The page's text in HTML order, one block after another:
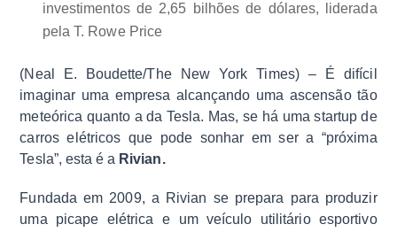
investimentos de 2,65 bilhões de dólares, liderada
pela T. Rowe Price
(Neal E. Boudette/The New York Times) – É difícil
imaginar uma empresa alcançando uma ascensão tão
meteórica quanto a da Tesla. Mas, se há uma startup de
carros elétricos que pode sonhar em ser a “próxima
Tesla”, esta é a Rivian.
Fundada em 2009, a Rivian se prepara para produzir
uma picape elétrica e um veículo utilitário esportivo